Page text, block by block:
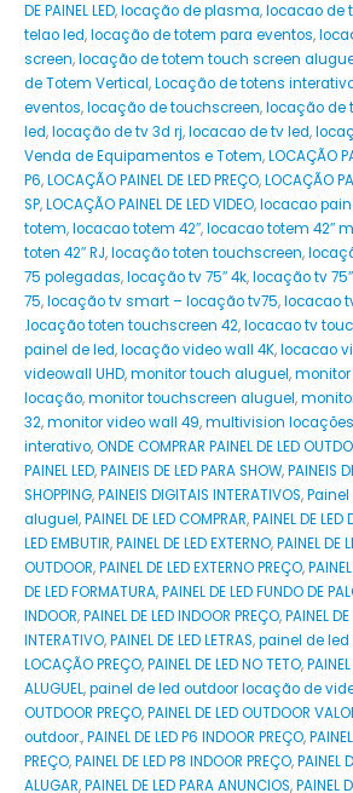
DE PAINEL LED,locação de plasma,locacao de
telao led,locação de totem para eventos,
screen,locação de totem touch screen
de Totem Vertical,Locação de totens
eventos,locação de touchscreen,locação de
led,locação de tv 3d rj,locacao de tv led,
Venda de Equipamentos e Totem,LOCAÇÃO
P6,LOCAÇÃO PAINEL DE LED PREÇO,LOCAÇÃO
SP,LOCAÇÃO PAINEL DE LED VIDEO,locacao
totem,locacao totem 42″,locacao totem 42″
toten 42″ RJ,locação toten touchscreen,
75 polegadas,locação tv 75″ 4k,locação tv 75″
75,locação tv smart – locação tv75,locacao
.locação toten touchscreen 42,locacao tv
painel de led,locação video wall 4K,locacao
videowall UHD,monitor touch aluguel,
locação,monitor touchscreen aluguel,
32,monitor video wall 49,multivision
interativo,ONDE COMPRAR PAINEL DE LED
PAINEL LED,PAINEIS DE LED PARA SHOW,PAINEIS
SHOPPING,PAINEIS DIGITAIS INTERATIVOS,Painel
aluguel,PAINEL DE LED COMPRAR,PAINEL DE LED
LED EMBUTIR,PAINEL DE LED EXTERNO,PAINEL DE
OUTDOOR,PAINEL DE LED EXTERNO PREÇO,
DE LED FORMATURA,PAINEL DE LED FUNDO DE
INDOOR,PAINEL DE LED INDOOR PREÇO,PAINEL DE
INTERATIVO,PAINEL DE LED LETRAS,painel de
LOCAÇÃO PREÇO,PAINEL DE LED NO TETO,
ALUGUEL,painel de led outdoor locação de
OUTDOOR PREÇO,PAINEL DE LED OUTDOOR
outdoor.,PAINEL DE LED P6 INDOOR PREÇO,
PREÇO,PAINEL DE LED P8 INDOOR PREÇO,PAINEL
ALUGAR,PAINEL DE LED PARA ANUNCIOS,PAINEL